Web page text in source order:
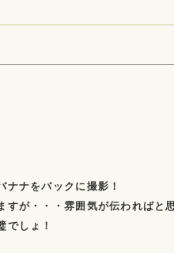
ナナをバックに撮影！
が・・・雰囲気が伝わればと思
でしょ！